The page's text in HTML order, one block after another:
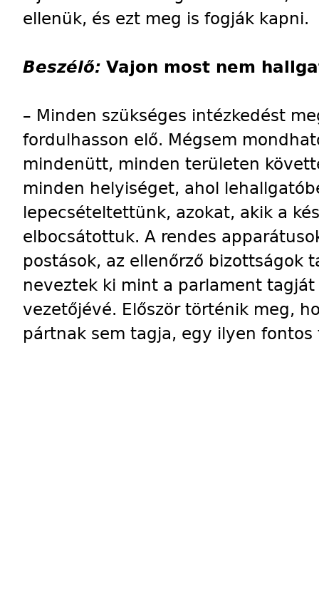
ellenük, és ezt meg is fogják kapni.
Beszélő: Vajon most nem
– Minden szükséges intézkedést
fordulhasson elő. Mégsem
mindenütt, minden területen
minden helyiséget, ahol
lepecsételtettünk, azokat, akik a
elbocsátottuk. A rendes
postások, az ellenőrző bizottságok
neveztek ki mint a parlament
vezetőjévé. Először történik meg,
pártnak sem tagja, egy ilyen